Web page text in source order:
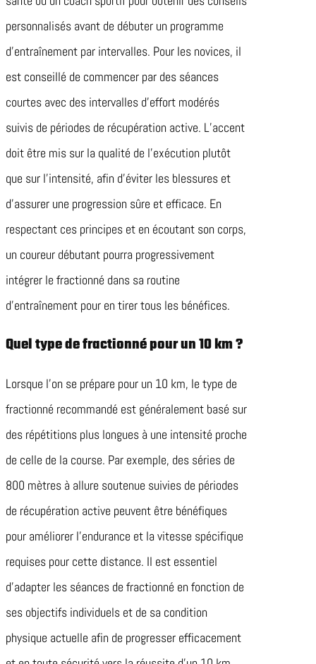
personnalisés avant de débuter un programme
d’entraînement par intervalles. Pour les novices, il
est conseillé de commencer par des séances
courtes avec des intervalles d’effort modérés
suivis de périodes de récupération active. L’accent
doit être mis sur la qualité de l’exécution plutôt
que sur l’intensité, afin d’éviter les blessures et
d’assurer une progression sûre et efficace. En
respectant ces principes et en écoutant son corps,
un coureur débutant pourra progressivement
intégrer le fractionné dans sa routine
d’entraînement pour en tirer tous les bénéfices.
Quel type de fractionné pour un 10 km ?
Lorsque l’on se prépare pour un 10 km, le type de
fractionné recommandé est généralement basé sur
des répétitions plus longues à une intensité proche
de celle de la course. Par exemple, des séries de
800 mètres à allure soutenue suivies de périodes
de récupération active peuvent être bénéfiques
pour améliorer l’endurance et la vitesse spécifique
requises pour cette distance. Il est essentiel
d’adapter les séances de fractionné en fonction de
ses objectifs individuels et de sa condition
physique actuelle afin de progresser efficacement